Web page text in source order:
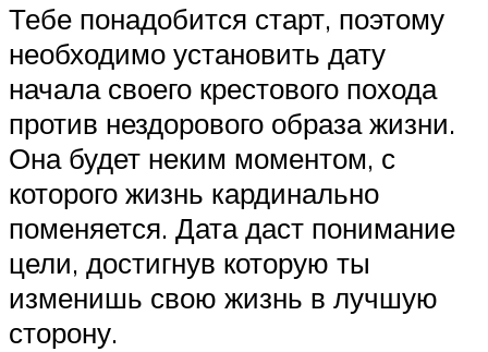
Тебе понадобится старт, поэтому
необходимо установить дату
начала своего крестового похода
против нездорового образа жизни.
Она будет неким моментом, с
которого жизнь кардинально
поменяется. Дата даст понимание
цели, достигнув которую ты
изменишь свою жизнь в лучшую
сторону.